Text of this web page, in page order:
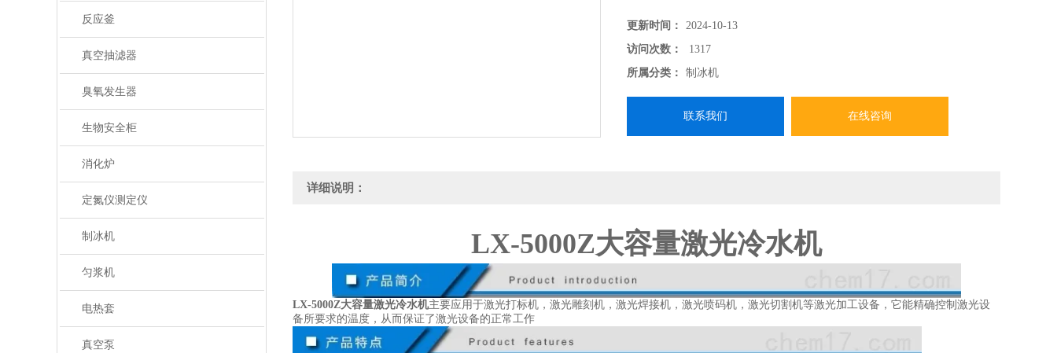
反应釜
真空抽滤器
臭氧发生器
生物安全柜
消化炉
定氮仪测定仪
制冰机
匀浆机
电热套
真空泵
更新时间：
2024-10-13
访问次数：
1317
所属分类：
制冰机
联系我们 在线咨询
详细说明：
LX-5000Z大容量激光冷水机
LX-5000Z大容量激光冷水机主要应用于激光打标机，激光雕刻机，激光焊接机，激光喷码机，激光切割机等激光加工设备，它能精确控制激光设
备所要求的温度，从而保证了激光设备的正常工作